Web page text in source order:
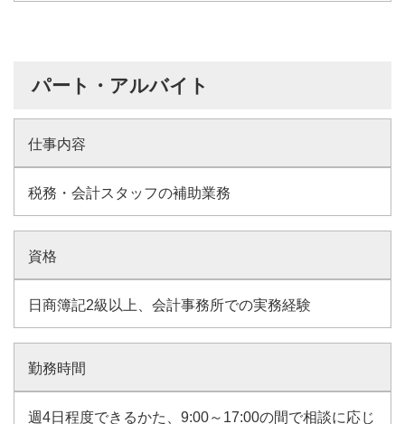
パート・アルバイト
仕事内容
税務・会計スタッフの補助業務
資格
日商簿記2級以上、会計事務所での実務経験
勤務時間
週4日程度できるかた、9:00～17:00の間で相談に応じ